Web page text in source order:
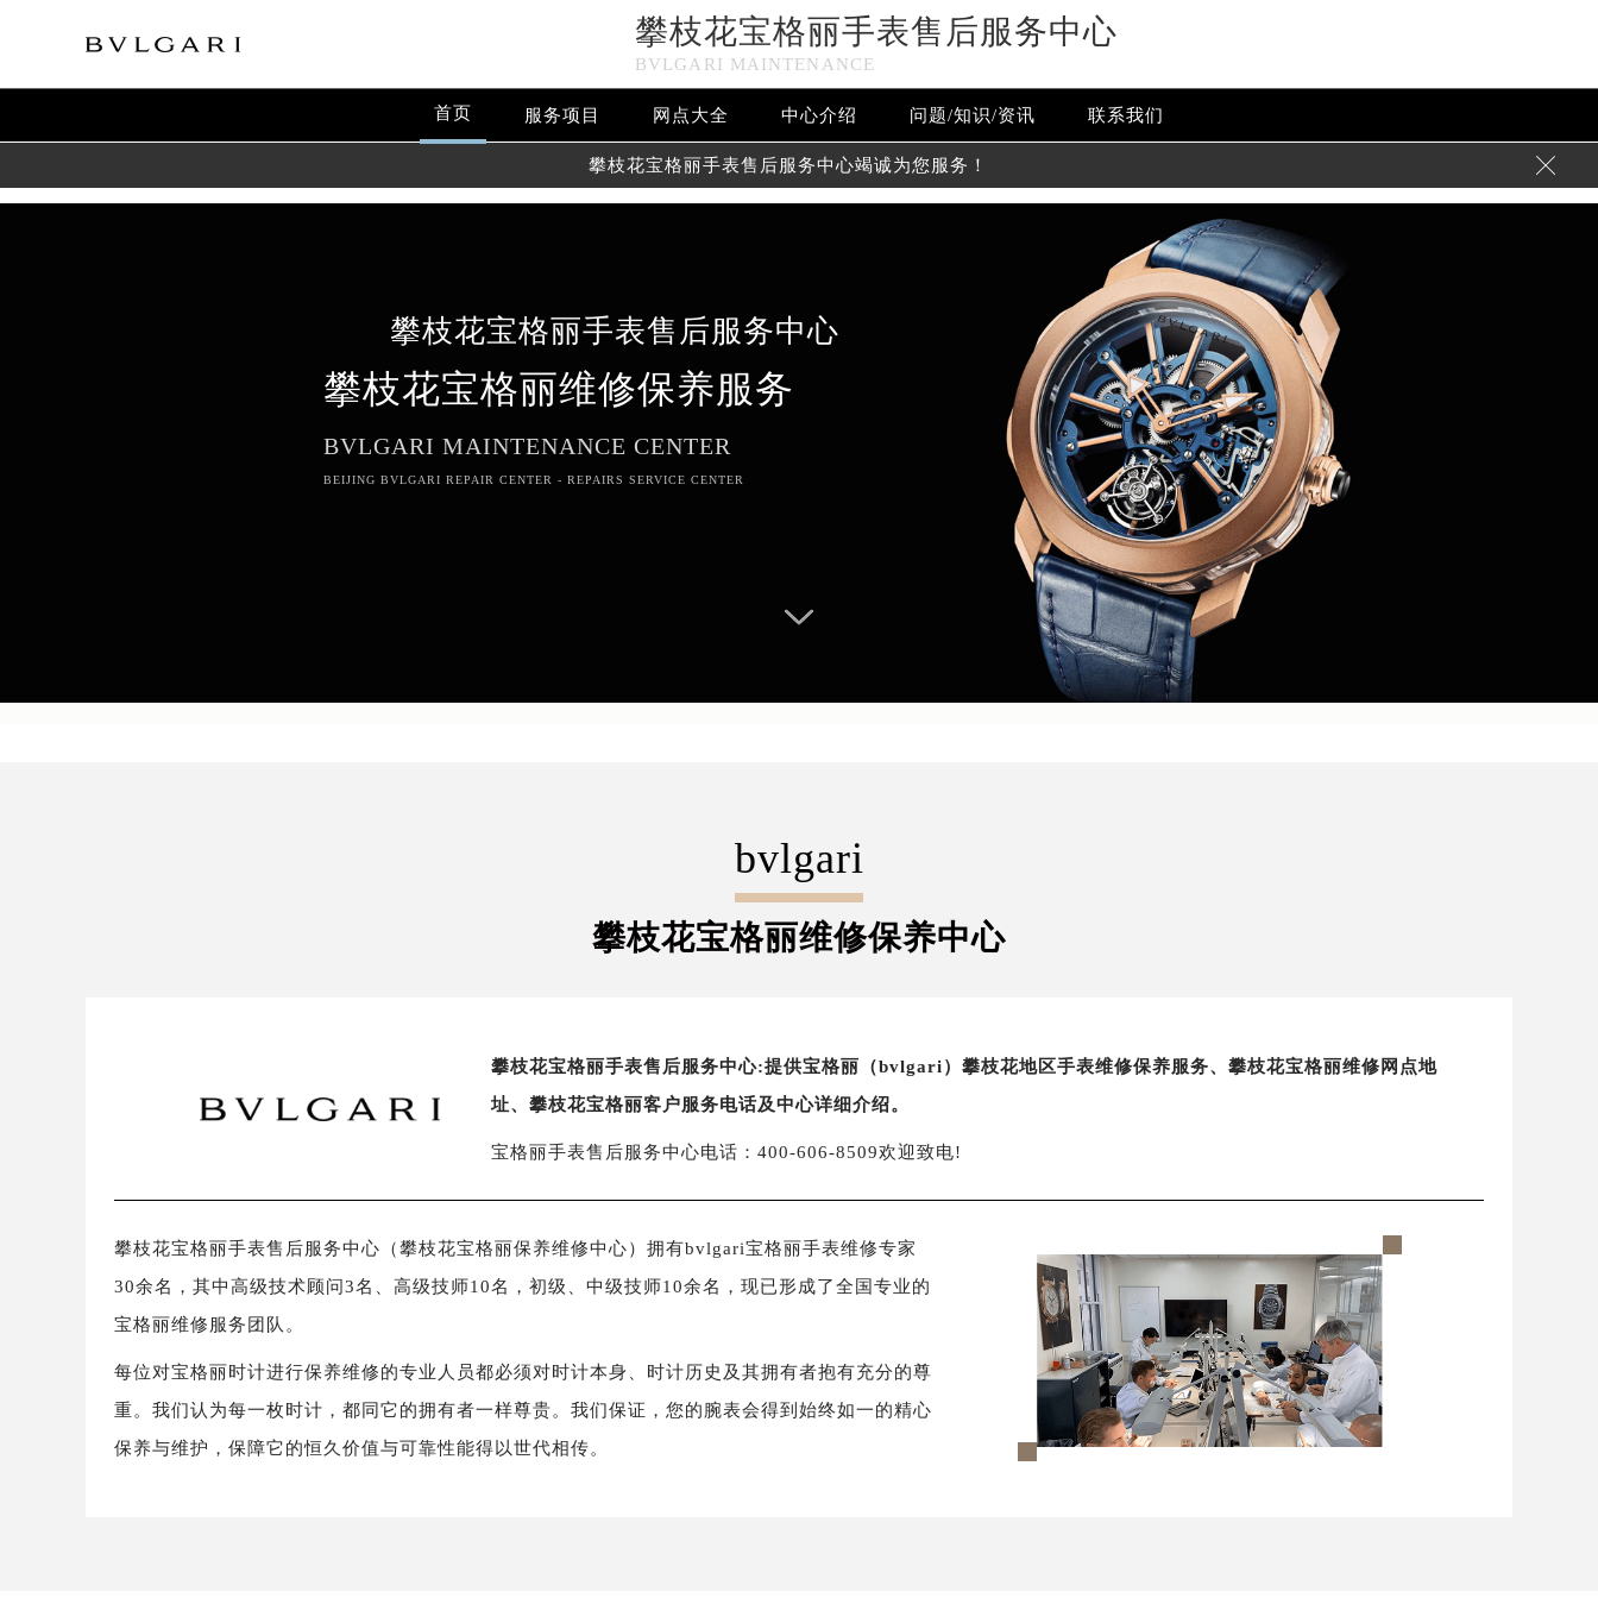
攀枝花宝格丽手表售后服务中心
BVLGARI MAINTENANCE
首页 服务项目 网点大全 中心介绍 问题/知识/资讯 联系我们
攀枝花宝格丽手表售后服务中心竭诚为您服务！ 
攀枝花宝格丽手表售后服务中心
攀枝花宝格丽维修保养服务
BVLGARI MAINTENANCE CENTER
BEIJING BVLGARI REPAIR CENTER - REPAIRS SERVICE CENTER
bvlgari
攀枝花宝格丽维修保养中心
攀枝花宝格丽手表售后服务中心:提供宝格丽（bvlgari）攀枝花地区手表维修保养服务、攀枝花宝格丽维修网点地
址、攀枝花宝格丽客户服务电话及中心详细介绍。
宝格丽手表售后服务中心电话：400-606-8509欢迎致电!
攀枝花宝格丽手表售后服务中心（攀枝花宝格丽保养维修中心）拥有bvlgari宝格丽手表维修专家
30余名，其中高级技术顾问3名、高级技师10名，初级、中级技师10余名，现已形成了全国专业的
宝格丽维修服务团队。
每位对宝格丽时计进行保养维修的专业人员都必须对时计本身、时计历史及其拥有者抱有充分的尊
重。我们认为每一枚时计，都同它的拥有者一样尊贵。我们保证，您的腕表会得到始终如一的精心
保养与维护，保障它的恒久价值与可靠性能得以世代相传。